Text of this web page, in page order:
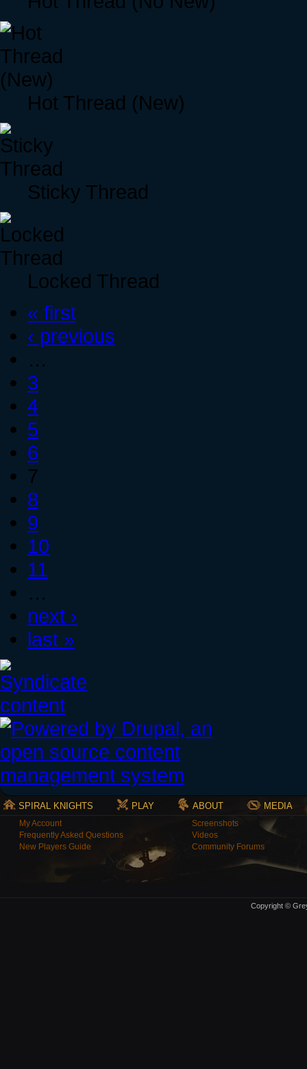
Hot Thread (New)
Sticky Thread
Locked Thread
« first
‹ previous
…
3
4
5
6
7
8
9
10
11
…
next ›
last »
SPIRAL KNIGHTS PLAY ABOUT MEDIA
My Account
Frequently Asked Questions
New Players Guide
Screenshots
Videos
Community Forums
Copyright ©